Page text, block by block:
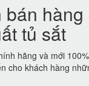
tủ sắt
hãng và mới 100%
cho khách hàng